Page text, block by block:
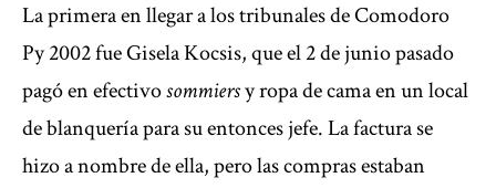
La primera en llegar a los tribunales de Comodoro
Py 2002 fue Gisela Kocsis, que el 2 de junio pasado
pagó en efectivosommiersy ropa de camaen un local
de blanquería para su entonces jefe. La factura se
hizo a nombre de ella, pero las compras estaban